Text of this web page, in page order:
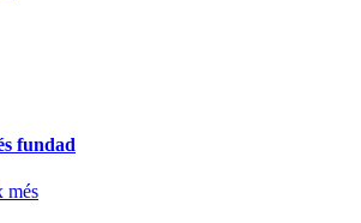
fundad
més